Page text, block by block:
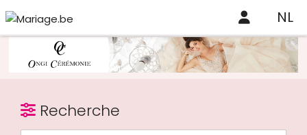
NL
Recherche